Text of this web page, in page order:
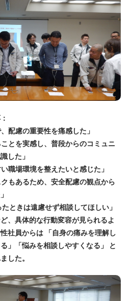
配慮の重要性を痛感した」
とを実感し、普段からのコミュニ
した」
職場環境を整えたいと感じた」
もあるため、安全配慮の観点から
ときは遠慮せず相談してほしい」
、具体的な行動変容が見られるよ
社員からは 「自身の痛みを理解し
」「悩みを相談しやすくなる」 と
した。